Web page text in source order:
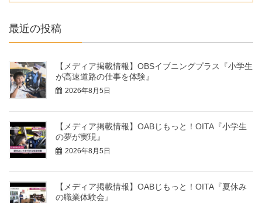
最近の投稿
【メディア掲載情報】OBSイブニングプラス『小学生
が高速道路の仕事を体験』
2026年8月5日
【メディア掲載情報】OABじもっと！OITA『小学生
の夢が実現』
2026年8月5日
【メディア掲載情報】OABじもっと！OITA『夏休み
の職業体験会』